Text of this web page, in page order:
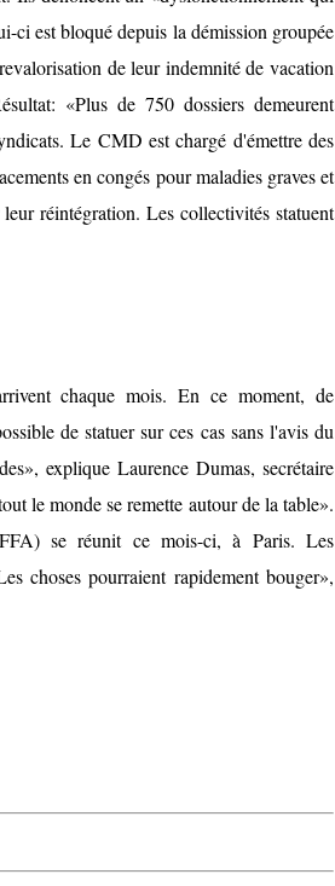
est bloqué depuis la démission groupée
de leur indemnité de vacation
«Plus de 750 dossiers demeurent
Le CMD est chargé d'émettre des
en congés pour maladies graves et
réintégration. Les collectivités statuent
chaque mois. En ce moment, de
de statuer sur ces cas sans l'avis du
explique Laurence Dumas, secrétaire
le monde se remette autour de la table».
se réunit ce mois-ci, à Paris. Les
choses pourraient rapidement bouger»,